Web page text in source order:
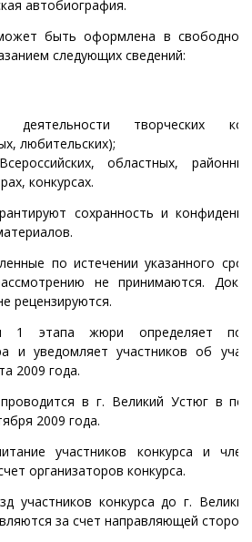
автобиография.
быть оформлена в
следующих сведений:
творческих
любительских);
областных,
конкурсах.
сохранность и
по истечении указанного
не принимаются.
рецензируются.
1 этапа жюри определяет
и уведомляет участников об
2009 года.
в г. Великий Устюг в
2009 года.
участников конкурса и
организаторов конкурса.
участников конкурса до г.
за счет направляющей